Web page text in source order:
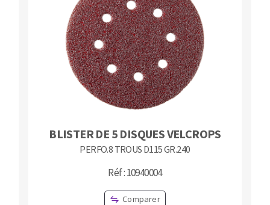
BLISTER DE 5 DISQUES VELCROPS
PERFO.8 TROUS D115 GR.240
Réf : 10940004
Comparer